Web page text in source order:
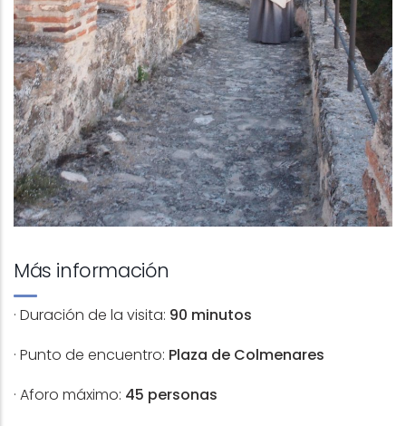
Más información
· Duración de la visita: 90 minutos
· Punto de encuentro: Plaza de Colmenares
· Aforo máximo: 45 personas